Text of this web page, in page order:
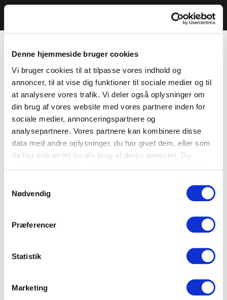
Denne hjemmeside bruger cookies
Vi bruger cookies til at tilpasse vores indhold og
annoncer, til at vise dig funktioner til sociale medier og til
at analysere vores trafik. Vi deler også oplysninger om
din brug af vores website med vores partnere inden for
sociale medier, annonceringspartnere og
analysepartnere. Vores partnere kan kombinere disse
data med andre oplysninger, du har givet dem, eller som
de har indsamlet fra din brug af deres tjenester. Du
Nødvendig
Præferencer
Statistik
Marketing